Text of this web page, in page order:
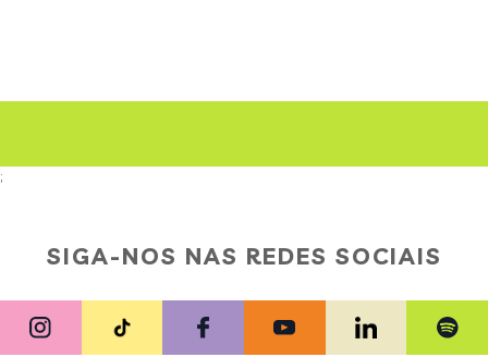
;
SIGA-NOS NAS REDES SOCIAIS